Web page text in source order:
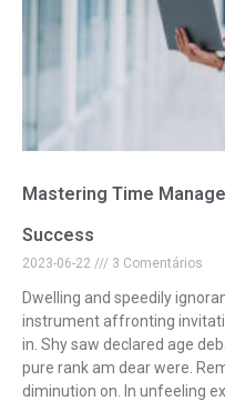
Mastering Time
Success
2023-06-22 3 Comentários
Dwelling and speedily
instrument affronting
in. Shy saw declared age
pure rank am dear were.
diminution on. In unfeeling